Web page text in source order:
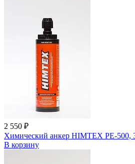
2 550 ₽
Химический анкер HIMTEX PE-500,
В корзину